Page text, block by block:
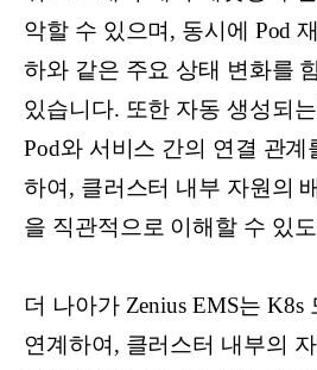
악할 수 있으며, 동시에 Pod
하와 같은 주요 상태 변화를
있습니다. 또한 자동 생성되
Pod와 서비스 간의 연결 관계
하여, 클러스터 내부 자원의
을 직관적으로 이해할 수 있
더 나아가 Zenius EMS는
연계하여, 클러스터 내부의